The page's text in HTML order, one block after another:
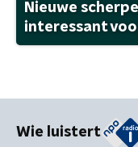
Nieuwe
interessant
Wie luistert